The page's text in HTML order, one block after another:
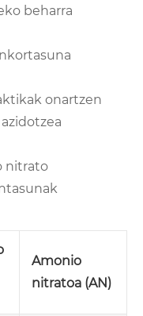
beharra
onartzen
nitrato
Amonio
nitratoa (AN)